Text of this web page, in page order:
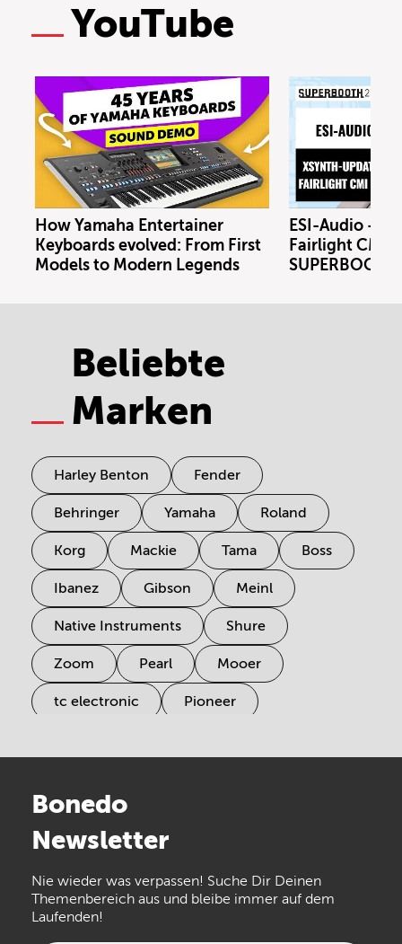
YouTube
How Yamaha Entertainer
Keyboards evolved: From First
Models to Modern Legends
ESI-Audio -
Fairlight CMI
Beliebte
Marken
Harley Benton Fender
Behringer Yamaha Roland
Korg Mackie Tama Boss
Ibanez Gibson Meinl
Native Instruments Shure
Zoom Pearl Mooer
tc electronic Pioneer
Arturia
the t.bone
Walrus Audio Epiphone
Bonedo
Newsletter
Nie wieder was verpassen! Suche Dir Deinen
Themenbereich aus und bleibe immer auf dem
Laufenden!